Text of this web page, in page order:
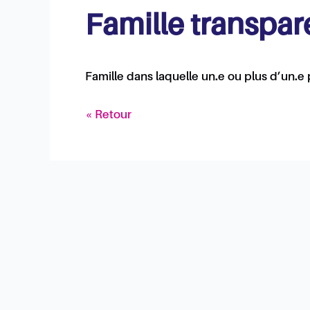
Famille
Famille dans laquelle un.e ou plus
« Retour